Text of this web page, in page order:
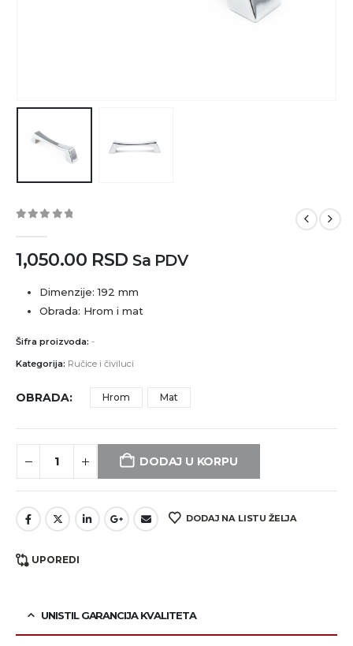
1,050.00 RSD Sa PDV
Dimenzije: 192 mm
Obrada: Hrom i mat
Šifra proizvoda: -
Kategorija: Ručice i čiviluci
OBRADA Hrom Mat
DODAJ U KORPU
DODAJ NA LISTU ŽELJA
UPOREDI
UNISTIL GARANCIJA KVALITETA